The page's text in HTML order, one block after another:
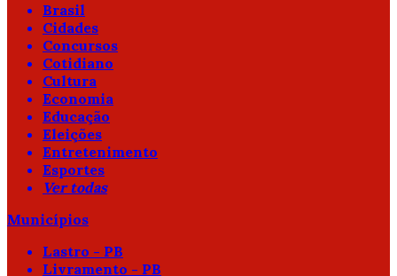
Brasil
Cidades
Concursos
Cotidiano
Cultura
Economia
Educação
Eleições
Entretenimento
Esportes
Ver todas
Municípios
Lastro - PB
Livramento - PB